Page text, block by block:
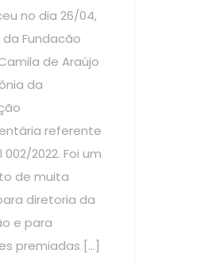
no dia 26/04,
Fundacão
de Araújo
da
referente
002/2022. Foi um
de muita
diretoria da
e para
premiadas […]